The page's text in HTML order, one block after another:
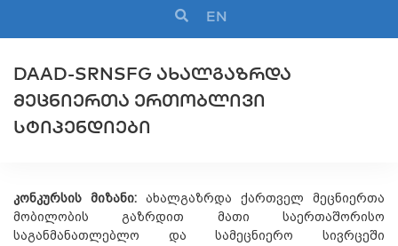
EN
DAAD-SRNSFG ᲐᲮᲐᲚᲒᲐᲖᲠᲓᲐ
ᲛᲔᲪᲜᲘᲔᲠᲗᲐ ᲔᲠᲗᲝᲑᲚᲘᲕᲘ
ᲡᲢᲘᲞᲔᲜᲓᲘᲔᲑᲘ
კონკურსის მიზანი:
ახალგაზრდა ქართველ მეცნიერთა
მობილობის გაზრდით მათი საერთაშორისო
საგანმანათლებლო და სამეცნიერო სივრცეში